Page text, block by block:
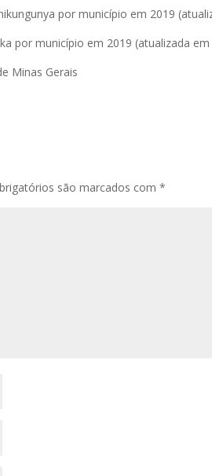
por município em 2019
por município em 2019 (atualizada
Minas Gerais
são marcados com*